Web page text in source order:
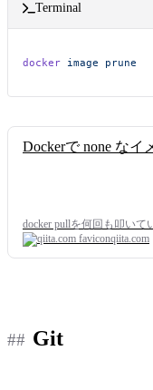
Terminal
docker image prune
Dockerで none な
docker pullを何回も叩いて
qiita.com
Git